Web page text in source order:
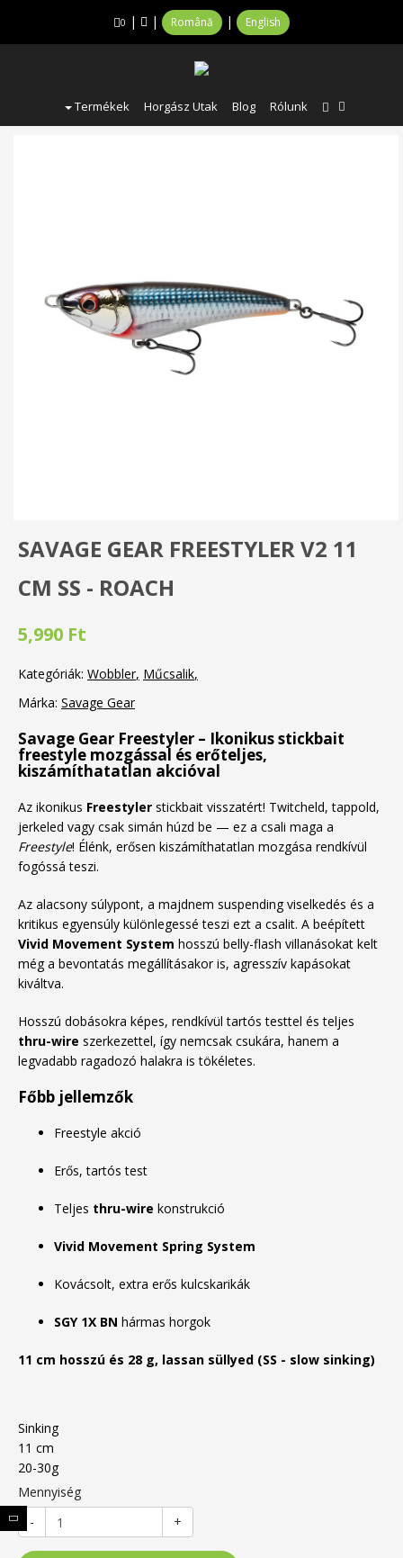
0 | | Română | English
Termékek Horgász Utak Blog Rólunk
SAVAGE GEAR FREESTYLER V2 11
CM SS - ROACH
5,990 Ft
Kategóriák: Wobbler Műcsalik
Márka: Savage Gear
Savage Gear Freestyler – Ikonikus stickbait
freestyle mozgással és erőteljes,
kiszámíthatatlan akcióval
Az ikonikus Freestyler stickbait visszatért! Twitcheld, tappold,
jerkeled vagy csak simán húzd be — ez a csali maga a
Freestyle! Élénk, erősen kiszámíthatatlan mozgása rendkívül
fogóssá teszi.
Az alacsony súlypont, a majdnem suspending viselkedés és a
kritikus egyensúly különlegessé teszi ezt a csalit. A beépített
Vivid Movement System hosszú belly-flash villanásokat kelt
még a bevontatás megállításakor is, agresszív kapásokat
kiváltva.
Hosszú dobásokra képes, rendkívül tartós testtel és teljes
thru-wire szerkezettel, így nemcsak csukára, hanem a
legvadabb ragadozó halakra is tökéletes.
Főbb jellemzők
Freestyle akció
Erős, tartós test
Teljes thru-wire konstrukció
Vivid Movement Spring System
Kovácsolt, extra erős kulcskarikák
SGY 1X BN hármas horgok
11 cm hosszú és 28 g, lassan süllyed (SS - slow sinking)
Sinking
11 cm
20-30g
Mennyiség
-
+